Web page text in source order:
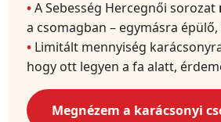
A Sebesség Hercegnői sorozat
a csomagban – egymásra épülő,
Limitált mennyiség
hogy ott legyen a fa alatt,
Megnézem a karácsonyi